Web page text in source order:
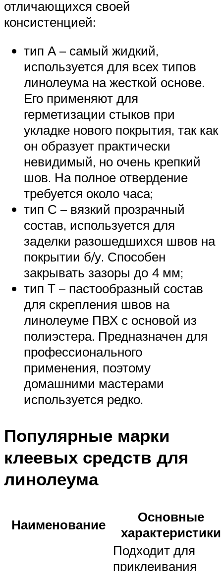
отличающихся своей
консистенцией:
тип А – самый жидкий,
используется для всех типов
линолеума на жесткой основе.
Его применяют для
герметизации стыков при
укладке нового покрытия, так как
он образует практически
невидимый, но очень крепкий
шов. На полное отвердение
требуется около часа;
тип С – вязкий прозрачный
состав, используется для
заделки разошедшихся швов на
покрытии б/у. Способен
закрывать зазоры до 4 мм;
тип Т – пастообразный состав
для скрепления швов на
линолеуме ПВХ с основой из
полиэстера. Предназначен для
профессионального
применения, поэтому
домашними мастерами
используется редко.
Популярные марки
клеевых средств для
линолеума
Наименование
Основные
характеристики
Подходит для
приклеивания